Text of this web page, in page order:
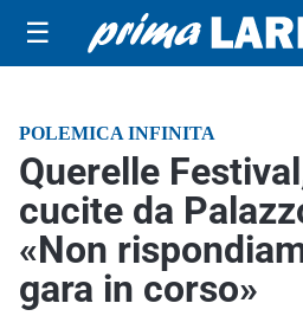
☰
POLEMICA INFINITA
Querelle
cucite da
«Non
gara in corso»